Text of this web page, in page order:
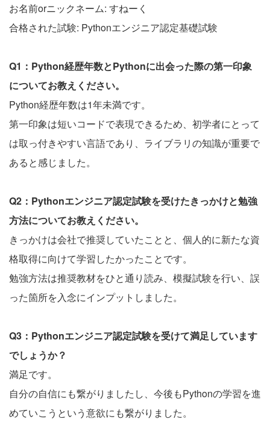
お名前orニックネーム: すねーく
合格された試験: Pythonエンジニア認定基礎試験
Q1：Python経歴年数とPythonに出会った際の第一印象
についてお教えください。
Python経歴年数は1年未満です。
第一印象は短いコードで表現できるため、初学者にとって
は取っ付きやすい言語であり、ライブラリの知識が重要で
あると感じました。
Q2：Pythonエンジニア認定試験を受けたきっかけと勉強
方法についてお教えください。
きっかけは会社で推奨していたことと、個人的に新たな資
格取得に向けて学習したかったことです。
勉強方法は推奨教材をひと通り読み、模擬試験を行い、誤
った箇所を入念にインプットしました。
Q3：Pythonエンジニア認定試験を受けて満足しています
でしょうか？
満足です。
自分の自信にも繋がりましたし、今後もPythonの学習を進
めていこうという意欲にも繋がりました。